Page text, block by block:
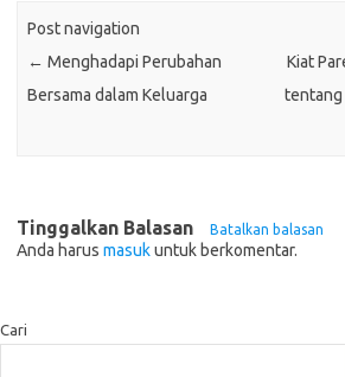
Post navigation
← Menghadapi Perubahan
Bersama dalam Keluarga
Kiat
tentang
Tinggalkan Balasan Batalkan balasan
Anda harus masukuntuk berkomentar.
Cari